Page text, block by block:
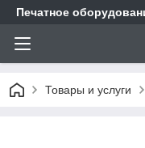
Печатное
Товары и услуги